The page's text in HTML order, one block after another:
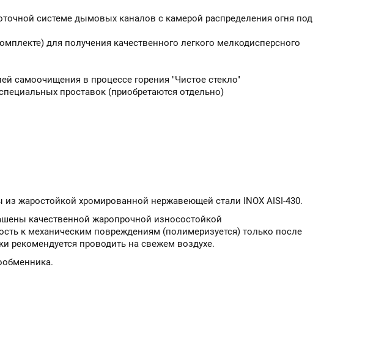
системе дымовых каналов с камерой распределения огня под
для получения качественного легкого мелкодисперсного
самоочищения в процессе горения "Чистое стекло"
проставок (приобретаются отдельно)
жаростойкой хромированной нержавеющей стали INOX AISI-430.
качественной жаропрочной износостойкой
к механическим повреждениям (полимеризуется) только после
рекомендуется проводить на свежем воздухе.